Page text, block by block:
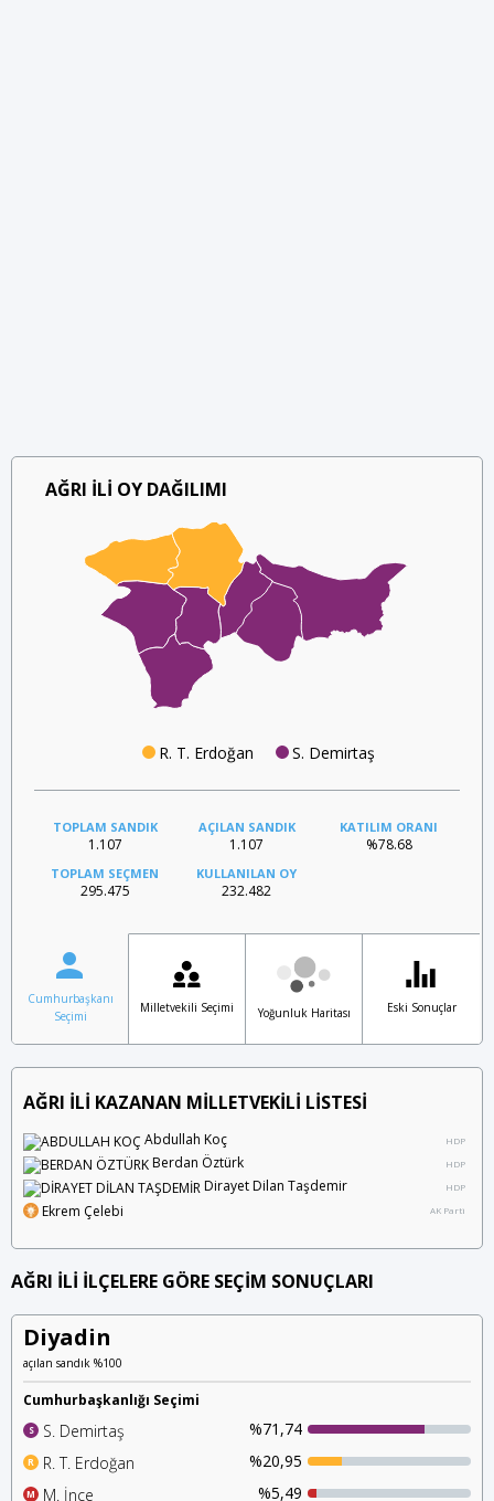
AĞRI İLİ OY DAĞILIMI
R. T. Erdoğan S. Demirtaş
TOPLAM SANDIK
1.107
AÇILAN SANDIK
1.107
KATILIM ORANI
%78.68
TOPLAM SEÇMEN
295.475
KULLANILAN OY
232.482
Cumhurbaşkanı
Seçimi
Milletvekili Seçimi Yoğunluk Haritası Eski Sonuçlar
AĞRI İLİ KAZANAN MİLLETVEKİLİ LİSTESİ
Abdullah Koç HDP
Berdan Öztürk HDP
Dirayet Dilan Taşdemir HDP
Ekrem Çelebi AK Parti
AĞRI İLİ İLÇELERE GÖRE SEÇİM SONUÇLARI
Diyadin
açılan sandık %100
Cumhurbaşkanlığı Seçimi
S S. Demirtaş %71,74
R R. T. Erdoğan %20,95
M M. İnce %5,49